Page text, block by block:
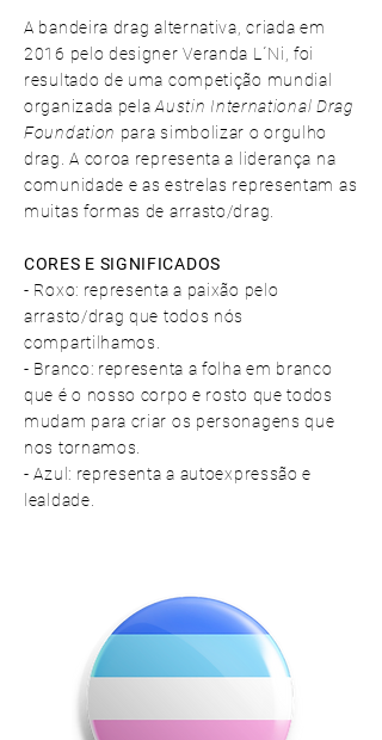
A bandeira drag alternativa, criada em
2016 pelo designer Veranda L´Ni, foi
resultado de uma competição mundial
organizada pelaAustin International Drag
Foundation para simbolizar o orgulho
drag. A coroa representa a liderança na
comunidade e as estrelas representam as
muitas formas de arrasto/drag.
CORES E SIGNIFICADOS
- Roxo: representa a paixão pelo
arrasto/drag que todos nós
compartilhamos.
- Branco: representa a folha em branco
que é o nosso corpo e rosto que todos
mudam para criar os personagens que
nos tornamos.
- Azul: representa a autoexpressão e
lealdade.